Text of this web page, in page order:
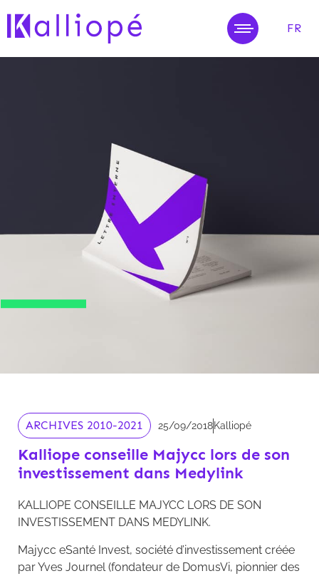
FR
ARCHIVES 2010-2021 25/09/2018Kalliopé
Kalliope conseille Majycc lors de son
investissement dans Medylink
KALLIOPE CONSEILLE MAJYCC LORS DE SON
INVESTISSEMENT DANS MEDYLINK.
Majycc eSanté Invest, société d’investissement créée
par Yves Journel (fondateur de DomusVi, pionnier des